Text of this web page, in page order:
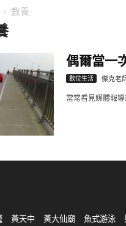
教養
偶爾當一
數位生活 傑克老
常常看見媒體報
黃天中 黃大仙廟 魚式游泳